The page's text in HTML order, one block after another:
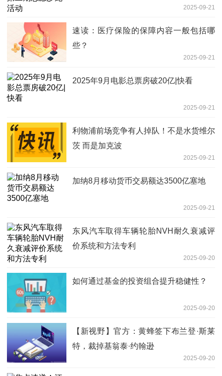
2025-09-21
速读：医疗保险的保障内容一般包括哪
些？
2025-09-21
2025年9月电影总票房破20亿|快看
2025-09-21
利物浦前场竞争有人掉队！不是水货维尔
茨 而是加克波
2025-09-21
加纳8月移动货币交易额达3500亿塞地
2025-09-21
东风汽车取得车辆轮胎NVH耐久衰减评
价系统和方法专利
2025-09-20
如何通过基金的投资组合提升稳健性？
2025-09-20
【新视野】官方：黄蜂签下布兰登·斯莱
特，裁掉基翁泰·约翰逊
2025-09-20